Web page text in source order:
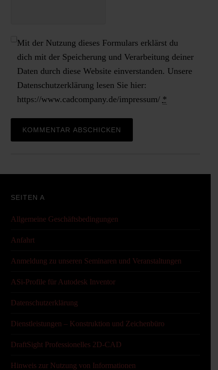
Mit der Nutzung dieses Formulars erklärst du
dich mit der Speicherung und Verarbeitung deiner
Daten durch diese Website einverstanden. Unsere
Datenschutzerklärung lesen Sie hier:
https://www.cadcompany.de/impressum/ *
SEITEN A
Allgemeine Geschäftsbedingungen
Anfahrt
Anmeldung zu unseren Seminaren und Veranstaltungen
ASi-Profile für Autodesk Inventor
Datenschutzerklärung
Dienstleistungen – Konstruktion und Zeichenbüro
DraftSight Professionelles 2D-CAD
Hinweis zur Nutzung von Informationen